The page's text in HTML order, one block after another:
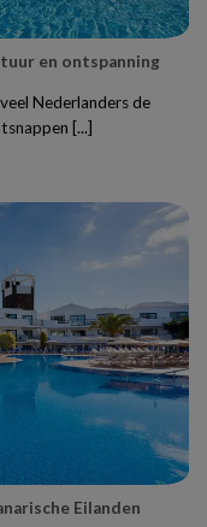
en ontspanning
Nederlanders de
[...]
Eilanden